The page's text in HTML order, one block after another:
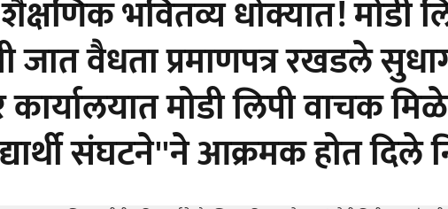
शैक्षणिक भवितव्य धोक्यात! मोडी
जात वैधता प्रमाणपत्र रखडले
मोडी लिपी वाचक
संघटने''ने आक्रमक होत दिले